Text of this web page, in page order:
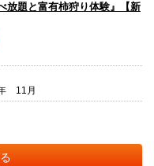
放題と富有柿狩り体験』【新
11月